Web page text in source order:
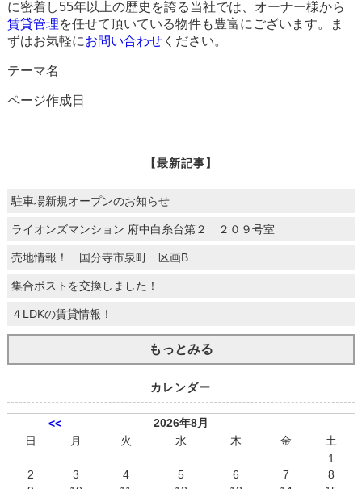
に密着し55年以上の歴史を誇る当社では、オーナー様から
賃貸管理を任せて頂いている物件も豊富にございます。ま
ずはお気軽にお問い合わせください。
テーマ名
ページ作成日
【最新記事】
駐車場新規オープンのお知らせ
ライオンズマンション 府中白糸台第２ ２０９号室
売地情報！ 国分寺市泉町 区画B
集合ポストを交換しました！
４LDKの賃貸情報！
もっとみる
カレンダー
<<
2026年8月
日
月 火 水 木 金
土
1
2
3 4 5 6 7
8